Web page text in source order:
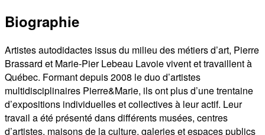
Biographie
Artistes autodidactes issus du milieu des métiers d’art, Pierre
Brassard et Marie-Pier Lebeau Lavoie vivent et travaillent à
Québec. Formant depuis 2008 le duo d’artistes
multidisciplinaires Pierre&Marie, ils ont plus d’une trentaine
d’expositions individuelles et collectives à leur actif. Leur
travail a été présenté dans différents musées, centres
d’artistes, maisons de la culture, galeries et espaces publics